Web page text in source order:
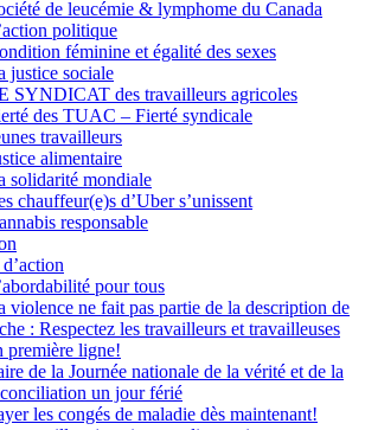
de leucémie & lymphome du Canada
politique
féminine et égalité des sexes
justice sociale
SYNDICAT des travailleurs agricoles
des TUAC – Fierté syndicale
travailleurs
alimentaire
solidarité mondiale
chauffeur(e)s d’Uber s’unissent
responsable
pour tous
violence ne fait pas partie de la description de
: Respectez les travailleurs et travailleuses
première ligne!
de la Journée nationale de la vérité et de la
un jour férié
les congés de maladie dès maintenant!